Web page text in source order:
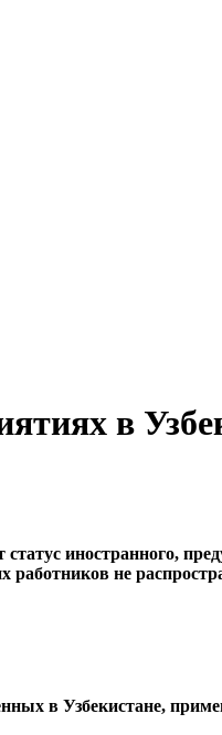
в
иностранного,
работников не
в Узбекистане,